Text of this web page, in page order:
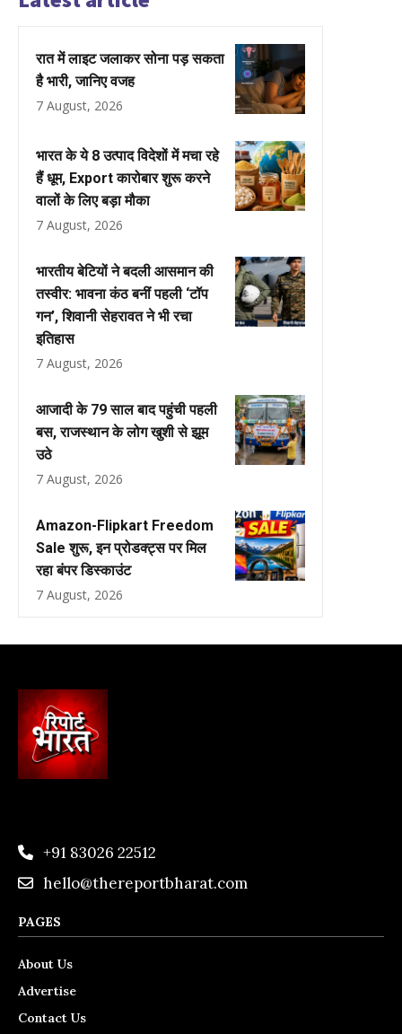
रात में लाइट जलाकर सोना पड़ सकता
है भारी, जानिए वजह
7 August, 2026
भारत के ये 8 उत्पाद विदेशों में मचा रहे
हैं धूम, Export कारोबार शुरू करने
वालों के लिए बड़ा मौका
7 August, 2026
भारतीय बेटियों ने बदली आसमान की
तस्वीर: भावना कंठ बनीं पहली ‘टॉप
गन’, शिवानी सेहरावत ने भी रचा
इतिहास
7 August, 2026
आजादी के 79 साल बाद पहुंची पहली
बस, राजस्थान के लोग खुशी से झूम
उठे
7 August, 2026
Amazon-Flipkart Freedom
Sale शुरू, इन प्रोडक्ट्स पर मिल
रहा बंपर डिस्काउंट
7 August, 2026
+91 83026 22512
hello@thereportbharat.com
PAGES
About Us
Advertise
Contact Us